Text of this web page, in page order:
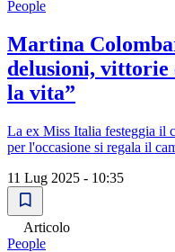
People
Martina
delusioni,
la vita”
La ex Miss Italia festeggia il
per l'occasione si regala il
11 Lug 2025 - 10:35
Articolo
People